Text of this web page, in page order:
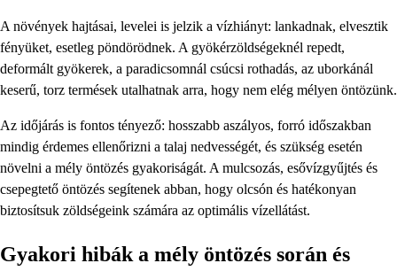
A növények hajtásai, levelei is jelzik a vízhiányt: lankadnak, elvesztik
fényüket, esetleg pöndörödnek. A gyökérzöldségeknél repedt,
deformált gyökerek, a paradicsomnál csúcsi rothadás, az uborkánál
keserű, torz termések utalhatnak arra, hogy nem elég mélyen öntözünk.
Az időjárás is fontos tényező: hosszabb aszályos, forró időszakban
mindig érdemes ellenőrizni a talaj nedvességét, és szükség esetén
növelni a mély öntözés gyakoriságát. A mulcsozás, esővízgyűjtés és
csepegtető öntözés segítenek abban, hogy olcsón és hatékonyan
biztosítsuk zöldségeink számára az optimális vízellátást.
Gyakori hibák a mély öntözés során és